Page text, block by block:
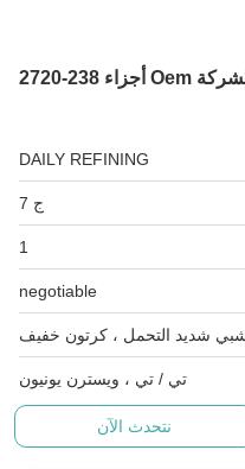
DAILY REFINING
ج 7
1
negotiable
شديد التحمل ، كرتون خفيف
تي / تي ، ويسترن يونيون
نتحدث الآن